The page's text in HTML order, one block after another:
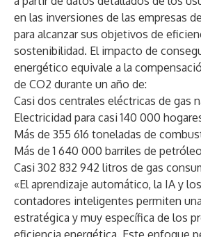
en las inversiones de las empresas
para alcanzar sus objetivos de
sostenibilidad. El impacto de
energético equivale a la
de CO2 durante un año de:
Casi dos centrales eléctricas de gas
Electricidad para casi 140 000
Más de 355 616 toneladas de
Más de 1 640 000 barriles de
Casi 302 832 942 litros de gas
«El aprendizaje automático, la IA y
contadores inteligentes permiten
estratégica y muy específica de los
eficiencia energética. Este enfoque